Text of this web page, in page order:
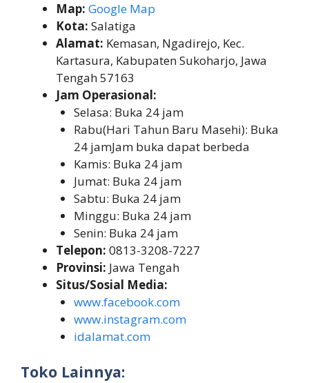
Map: Google Map
Kota: Salatiga
Alamat: Kemasan, Ngadirejo, Kec.
Kartasura, Kabupaten Sukoharjo, Jawa
Tengah 57163
Jam Operasional:
Selasa: Buka 24 jam
Rabu(Hari Tahun Baru Masehi): Buka
24 jamJam buka dapat berbeda
Kamis: Buka 24 jam
Jumat: Buka 24 jam
Sabtu: Buka 24 jam
Minggu: Buka 24 jam
Senin: Buka 24 jam
Telepon: 0813-3208-7227
Provinsi: Jawa Tengah
Situs/Sosial Media:
www.facebook.com
www.instagram.com
idalamat.com
Toko Lainnya: